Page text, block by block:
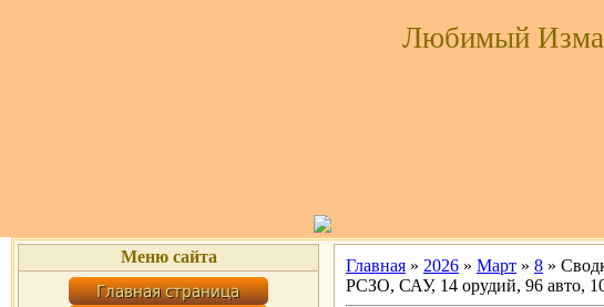
Любимый
Меню сайта
Главная » 2026 » Март » 8 »
РСЗО, САУ, 14 орудий, 96 авто,